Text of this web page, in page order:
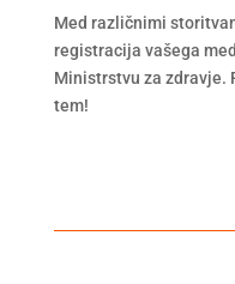
Med različnimi
registracija vašega
Ministrstvu za zdravje.
tem!